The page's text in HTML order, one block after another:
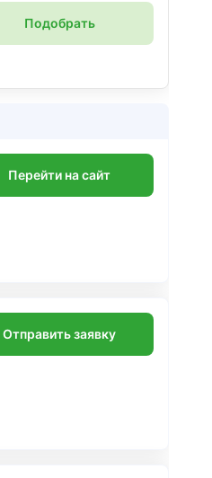
Подобрать
Перейти на сайт
Отправить заявку